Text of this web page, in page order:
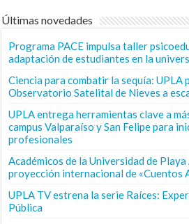
Últimas novedades
Programa PACE impulsa taller
adaptación de estudiantes en la
Ciencia para combatir la sequía: UPLA
Observatorio Satelital de Nieves a
UPLA entrega herramientas clave a
campus Valparaíso y San Felipe para
profesionales
Académicos de la Universidad de
proyección internacional de «Cuentos
UPLA TV estrena la serie Raíces:
Pública